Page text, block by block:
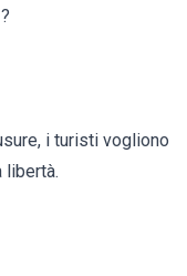
i turisti vogliono
libertà.